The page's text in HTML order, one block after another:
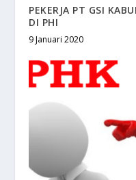
PEKERJA PT GSI
DI PHI
9 Januari 2020